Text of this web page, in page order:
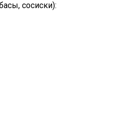
сосиски):